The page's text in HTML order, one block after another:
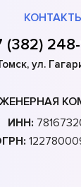
(382)
ул.
ИНН: